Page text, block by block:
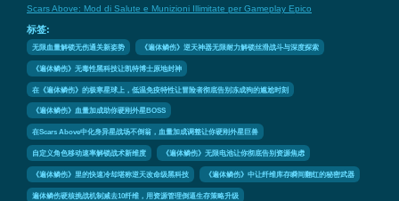
Scars Above: Mod di Salute e Munizioni Illimitate per Gameplay Epico
标签:
无限血量解锁无伤通关新姿势 《遍体鳞伤》逆天神器无限耐力解锁丝滑战斗与深度探索
《遍体鳞伤》无毒性黑科技让凯特博士原地封神
在《遍体鳞伤》的极寒星球上，低温免疫特性让冒险者彻底告别冻成狗的尴尬时刻
《遍体鳞伤》血量加成助你硬刚外星BOSS
在Scars Above中化身异星战场不倒翁，血量加成调整让你硬刚外星巨兽
自定义角色移动速率解锁战术新维度 《遍体鳞伤》无限电池让你彻底告别资源焦虑
《遍体鳞伤》里的快速冷却堪称逆天改命级黑科技 《遍体鳞伤》中让纤维库存瞬间翻红的秘密武器
遍体鳞伤硬核挑战机制减去10纤维，用资源管理倒逼生存策略升级